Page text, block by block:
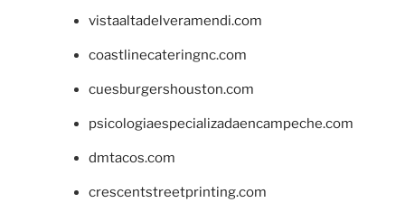
vistaaltadelveramendi.com
coastlinecateringnc.com
cuesburgershouston.com
psicologiaespecializadaencampeche.com
dmtacos.com
crescentstreetprinting.com